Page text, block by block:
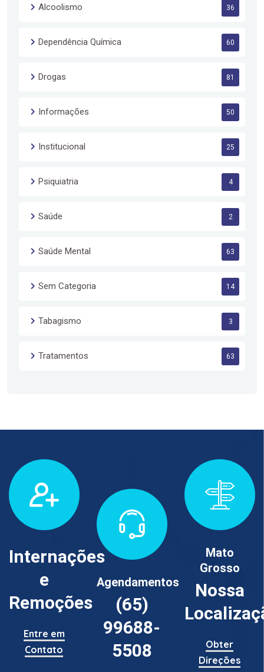
Alcoolismo 36
Dependência Química 60
Drogas 81
Informações 50
Institucional 25
Psiquiatria 4
Saúde 2
Saúde Mental 63
Sem Categoria 14
Tabagismo 3
Tratamentos 63
Internações
e
Remoções
Entre em
Contato
Agendamentos
(65)
99688-
5508
Mato
Grosso
Nossa
Obter
Direções